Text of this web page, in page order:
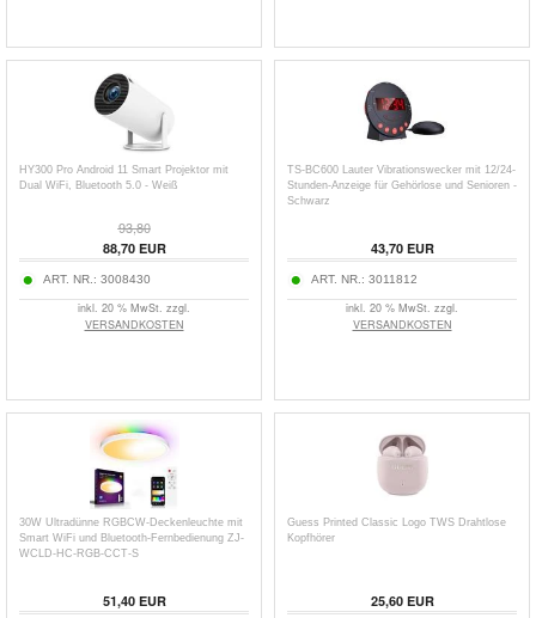
HY300 Pro Android 11 Smart Projektor mit
Dual WiFi, Bluetooth 5.0 - Weiß
93,80
88,70 EUR
ART. NR.: 3008430
inkl. 20 % MwSt. zzgl.
VERSANDKOSTEN
TS-BC600 Lauter Vibrationswecker mit 12/24-
Stunden-Anzeige für Gehörlose und Senioren -
Schwarz
43,70 EUR
ART. NR.: 3011812
inkl. 20 % MwSt. zzgl.
VERSANDKOSTEN
30W Ultradünne RGBCW-Deckenleuchte mit
Smart WiFi und Bluetooth-Fernbedienung ZJ-
WCLD-HC-RGB-CCT-S
51,40 EUR
Guess Printed Classic Logo TWS Drahtlose
Kopfhörer
25,60 EUR